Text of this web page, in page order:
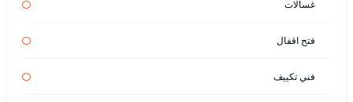
غسالات
فتح اقفال
فني تكييف